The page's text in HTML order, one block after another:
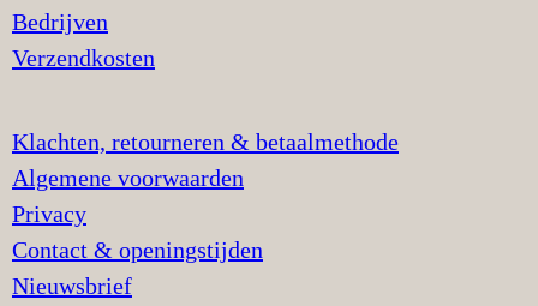
Bedrijven
Verzendkosten
Klachten, retourneren & betaalmethode
Algemene voorwaarden
Privacy
Contact & openingstijden
Nieuwsbrief